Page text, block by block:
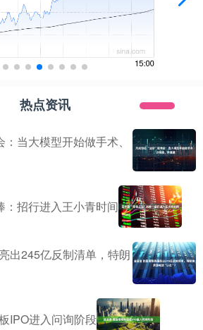
热点资讯
当大模型开始做手术、
：招行进入王小青时间
出245亿反制清单，特朗
IPO进入问询阶段